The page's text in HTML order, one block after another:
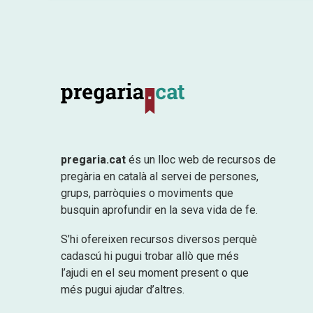
pregaria.cat és un lloc web de recursos de
pregària en català al servei de persones,
grups, parròquies o moviments que
busquin aprofundir en la seva vida de fe.
S’hi ofereixen recursos diversos perquè
cadascú hi pugui trobar allò que més
l’ajudi en el seu moment present o que
més pugui ajudar d’altres.